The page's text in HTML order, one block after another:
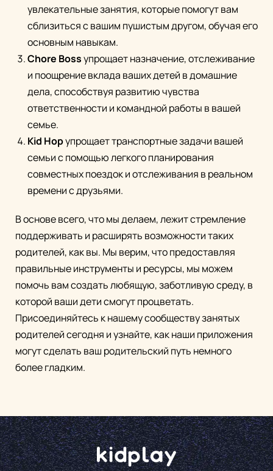
увлекательные занятия, которые помогут вам
сблизиться с вашим пушистым другом, обучая его
основным навыкам.
Chore Bossупрощает назначение, отслеживание
и поощрение вклада ваших детей в домашние
дела, способствуя развитию чувства
ответственности и командной работы в вашей
семье.
Kid Hopупрощает транспортные задачи вашей
семьи с помощью легкого планирования
совместных поездок и отслеживания в реальном
времени с друзьями.
В основе всего, что мы делаем, лежит стремление
поддерживать и расширять возможности таких
родителей, как вы. Мы верим, что предоставляя
правильные инструменты и ресурсы, мы можем
помочь вам создать любящую, заботливую среду, в
которой ваши дети смогут процветать.
Присоединяйтесь к нашему сообществу занятых
родителей сегодня и узнайте, как наши приложения
могут сделать ваш родительский путь немного
более гладким.